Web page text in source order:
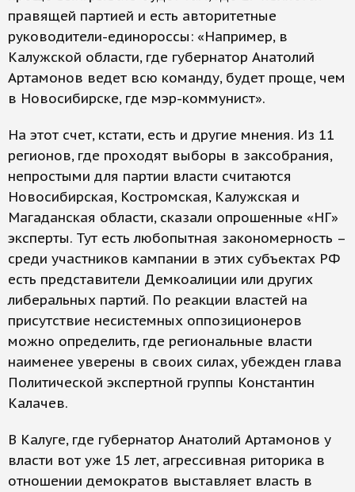
правящей партией и есть авторитетные
руководители-единороссы: «Например, в
Калужской области, где губернатор Анатолий
Артамонов ведет всю команду, будет проще, чем
в Новосибирске, где мэр-коммунист».
На этот счет, кстати, есть и другие мнения. Из 11
регионов, где проходят выборы в заксобрания,
непростыми для партии власти считаются
Новосибирская, Костромская, Калужская и
Магаданская области, сказали опрошенные «НГ»
эксперты. Тут есть любопытная закономерность –
среди участников кампании в этих субъектах РФ
есть представители Демкоалиции или других
либеральных партий. По реакции властей на
присутствие несистемных оппозиционеров
можно определить, где региональные власти
наименее уверены в своих силах, убежден глава
Политической экспертной группы Константин
Калачев.
В Калуге, где губернатор Анатолий Артамонов у
власти вот уже 15 лет, агрессивная риторика в
отношении демократов выставляет власть в